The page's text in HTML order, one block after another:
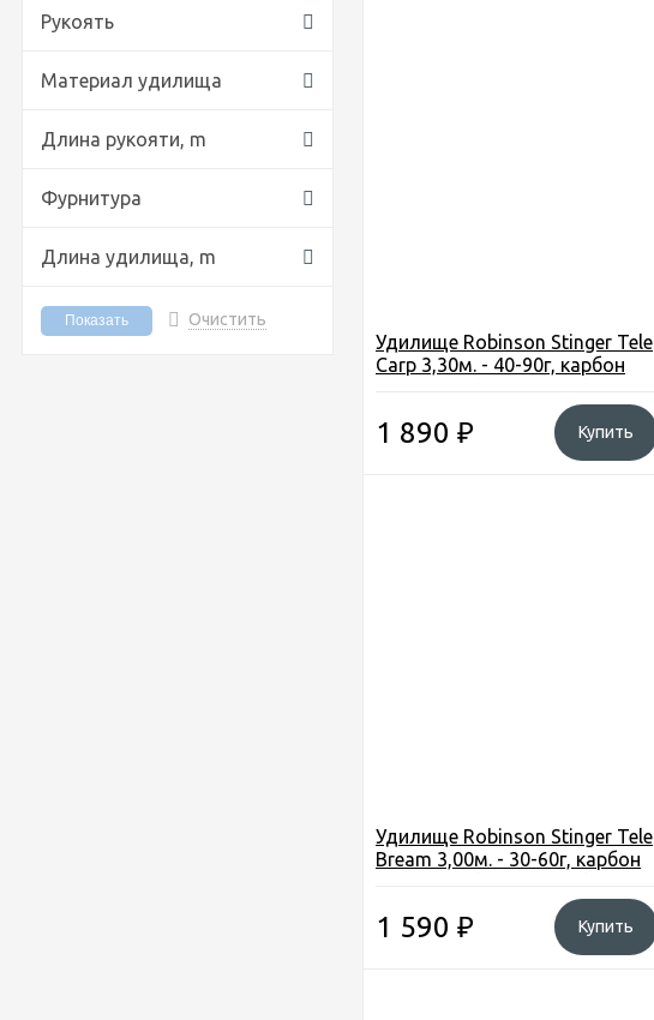
Рукоять
Материал удилища
Длина рукояти, m
Фурнитура
Длина удилища, m
Очистить
Удилище Robinson Stinger Tele
Carp 3,30м. - 40-90г, карбон
1 890 ₽ Купить
Удилище Robinson Stinger Tele
Bream 3,00м. - 30-60г, карбон
1 590 ₽ Купить